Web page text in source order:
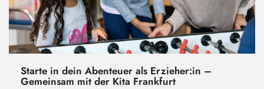
Starte in dein Abenteuer als Erzieher:in –
Gemeinsam mit der Kita Frankfurt